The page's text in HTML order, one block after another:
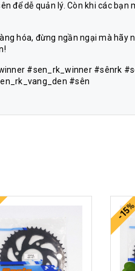
để dễ quản lý. Còn khi các
hóa, đừng ngần ngại mà hãy
#sen_rk_winner #sênrk
#sên
-